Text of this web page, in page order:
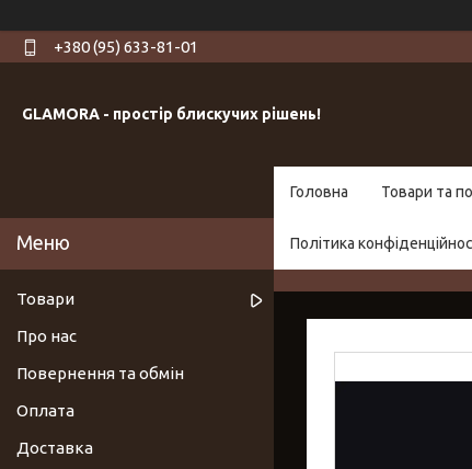
+380 (95) 633-81-01
GLAMORA - простір блискучих рішень!
Головна Товари та
Політика
Товари
Про нас
Повернення та обмін
Оплата
Доставка